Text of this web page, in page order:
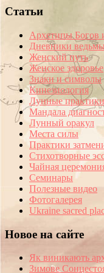
Статьи
Архетипы Богов
Дневники
Женский путь
Женское здоровье
Знаки и символы
Кинезиология
Лунные практики
Мандала
Лунный оракул
Места силы
Практики
Стихотворные
Чайная
Семинары
Полезные видео
Фотогалерея
Ukraine sacred
Новое на сайте
Як виникають
Зимове